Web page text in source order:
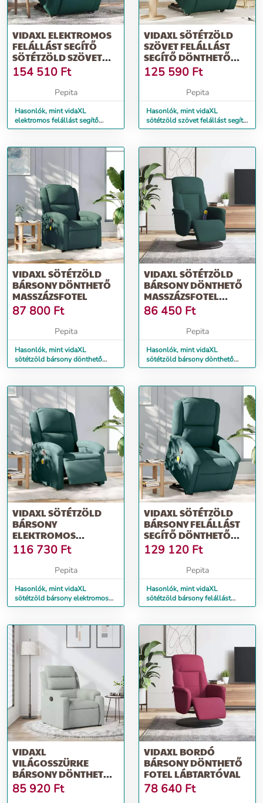
VIDAXL ELEKTROMOS
FELÁLLÁST SEGÍTŐ
SÖTÉTZÖLD SZÖVET
DÖNTHETŐ FOTEL
154 510 Ft
Pepita
Hasonlók, mint vidaXL
elektromos felállást segítő
sötétzöld szövet dönthető fotel
VIDAXL SÖTÉTZÖLD
SZÖVET FELÁLLÁST
SEGÍTŐ DÖNTHETŐ
FOTEL
125 590 Ft
Pepita
Hasonlók, mint vidaXL
sötétzöld szövet felállást segítő
dönthető fotel
VIDAXL SÖTÉTZÖLD
BÁRSONY DÖNTHETŐ
MASSZÁZSFOTEL
87 800 Ft
Pepita
Hasonlók, mint vidaXL
sötétzöld bársony dönthető
masszázsfotel
VIDAXL SÖTÉTZÖLD
BÁRSONY DÖNTHETŐ
MASSZÁZSFOTEL
LÁBTARTÓVAL
86 450 Ft
Pepita
Hasonlók, mint vidaXL
sötétzöld bársony dönthető
masszázsfotel lábtartóval
VIDAXL SÖTÉTZÖLD
BÁRSONY
ELEKTROMOS
DÖNTHETŐ
MASSZÁZSFOTEL
116 730 Ft
Pepita
Hasonlók, mint vidaXL
sötétzöld bársony elektromos
dönthető masszázsfotel
VIDAXL SÖTÉTZÖLD
BÁRSONY FELÁLLÁST
SEGÍTŐ DÖNTHETŐ
MASSZÁZSFOTEL
129 120 Ft
Pepita
Hasonlók, mint vidaXL
sötétzöld bársony felállást
segítő dönthető masszázsfotel
VIDAXL
VILÁGOSSZÜRKE
BÁRSONY DÖNTHETŐ
FOTEL
85 920 Ft
VIDAXL BORDÓ
BÁRSONY DÖNTHETŐ
FOTEL LÁBTARTÓVAL
78 640 Ft